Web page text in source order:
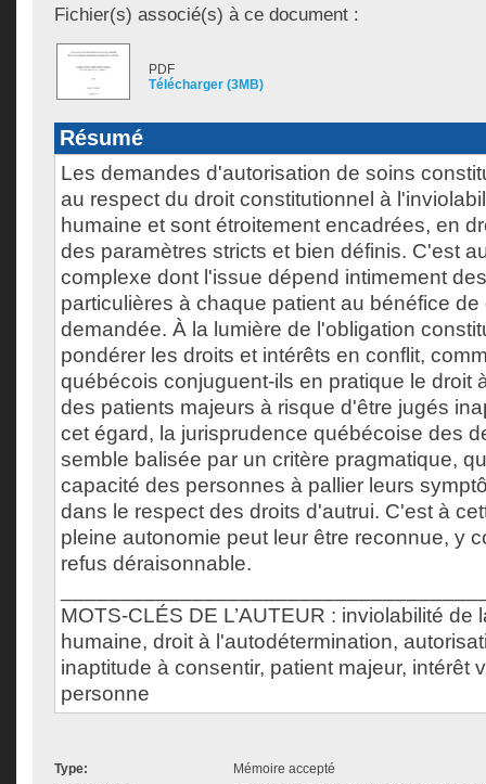
Fichier(s) associé(s) à ce document :
PDF
Télécharger (3MB)
Résumé
Les demandes d'autorisation de soins
au respect du droit constitutionnel à
humaine et sont étroitement encadrées, en
des paramètres stricts et bien définis. C'est
complexe dont l'issue dépend intimement
particulières à chaque patient au bénéfice
demandée. À la lumière de l'obligation
pondérer les droits et intérêts en conflit,
québécois conjuguent-ils en pratique le droit
des patients majeurs à risque d'être jugés
cet égard, la jurisprudence québécoise des
semble balisée par un critère pragmatique,
capacité des personnes à pallier leurs
dans le respect des droits d'autrui. C'est à
pleine autonomie peut leur être reconnue, y
refus déraisonnable.
MOTS-CLÉS DE L’AUTEUR : inviolabilité de
humaine, droit à l'autodétermination,
inaptitude à consentir, patient majeur, intérêt
personne
Type:
Mémoire accepté